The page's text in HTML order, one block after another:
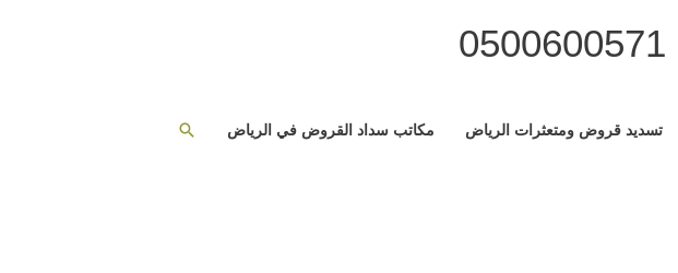
تسديد قروض ومتعثرات الرياض مكاتب سداد القروض في الرياض البحث